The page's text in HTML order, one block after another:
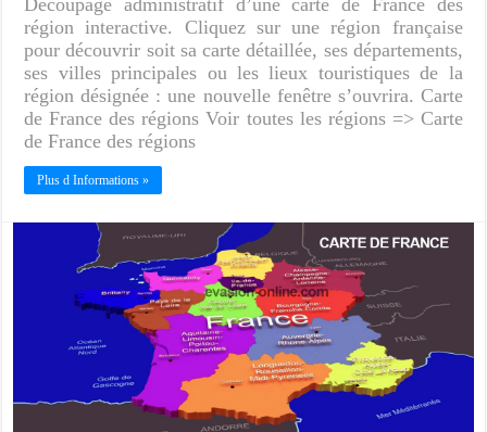
Découpage administratif d’une carte de France des
région interactive. Cliquez sur une région française
pour découvrir soit sa carte détaillée, ses départements,
ses villes principales ou les lieux touristiques de la
région désignée : une nouvelle fenêtre s’ouvrira. Carte
de France des régions Voir toutes les régions => Carte
de France des régions
Plus d Informations »